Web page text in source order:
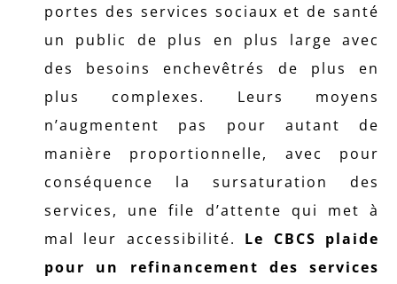
portes des services sociaux et de santé
un public de plus en plus large avec
des besoins enchevêtrés de plus en
plus complexes. Leurs moyens
n’augmentent pas pour autant de
manière proportionnelle, avec pour
conséquence la sursaturation des
services, une file d’attente qui met à
mal leur accessibilité. Le CBCS plaide
pour un refinancement des services